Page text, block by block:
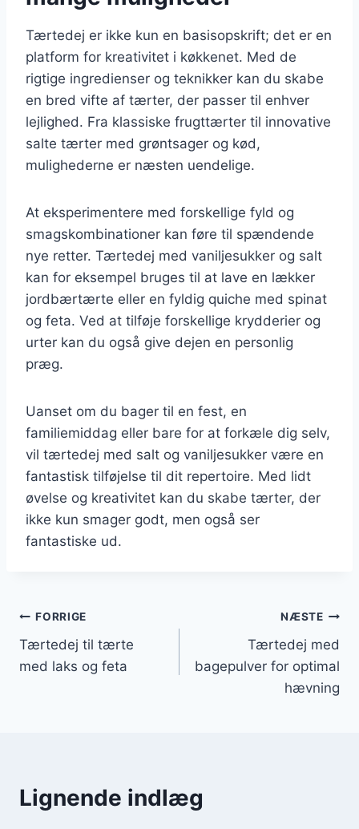
Tærtedej er ikke kun en basisopskrift; det er en
platform for kreativitet i køkkenet. Med de
rigtige ingredienser og teknikker kan du skabe
en bred vifte af tærter, der passer til enhver
lejlighed. Fra klassiske frugttærter til innovative
salte tærter med grøntsager og kød,
mulighederne er næsten uendelige.
At eksperimentere med forskellige fyld og
smagskombinationer kan føre til spændende
nye retter. Tærtedej med vaniljesukker og salt
kan for eksempel bruges til at lave en lækker
jordbærtærte eller en fyldig quiche med spinat
og feta. Ved at tilføje forskellige krydderier og
urter kan du også give dejen en personlig
præg.
Uanset om du bager til en fest, en
familiemiddag eller bare for at forkæle dig selv,
vil tærtedej med salt og vaniljesukker være en
fantastisk tilføjelse til dit repertoire. Med lidt
øvelse og kreativitet kan du skabe tærter, der
ikke kun smager godt, men også ser
fantastiske ud.
Indlægsnavigation
FORRIGE
Tærtedej til tærte
med laks og feta
NÆSTE
Tærtedej med
bagepulver for optimal
hævning
Lignende indlæg